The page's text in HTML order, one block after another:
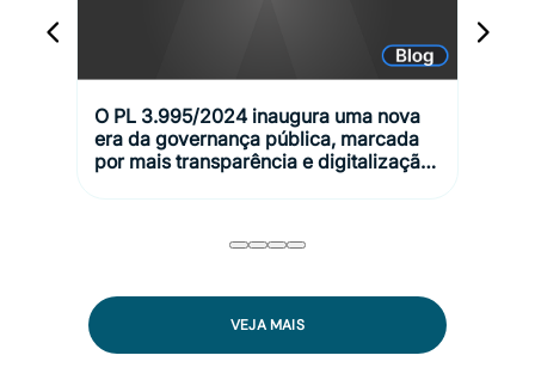
O PL 3.995/2024 inaugura uma nova
era da governança pública, marcada
por mais transparência e digitalização.
14.133/2021. Neste artigo, você vai
estrutural abre caminhos para uma
gestão pública mais moderna e
orientada a resultados.
VEJA MAIS